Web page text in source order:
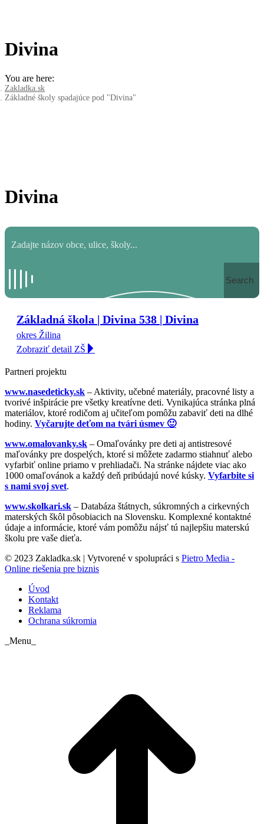
Divina
You are here:
Zakladka.sk
Základné školy spadajúce pod "Divina"
Divina
Search
Základná škola | Divina 538 | Divina
okres Žilina
Zobraziť detail ZŠ
Partneri projektu
www.nasedeticky.sk – Aktivity, učebné materiály, pracovné listy a
tvorivé inšpirácie pre všetky kreatívne deti. Vynikajúca stránka plná
materiálov, ktoré rodičom aj učiteľom pomôžu zabaviť deti na dlhé
hodiny. Vyčarujte deťom na tvári úsmev 🙂
www.omalovanky.sk – Omaľovánky pre deti aj antistresové
maľovánky pre dospelých, ktoré si môžete zadarmo stiahnuť alebo
vyfarbiť online priamo v prehliadači. Na stránke nájdete viac ako
1000 omaľovánok a každý deň pribúdajú nové kúsky. Vyfarbite si
s nami svoj svet.
www.skolkari.sk – Databáza štátnych, súkromných a cirkevných
materských škôl pôsobiacich na Slovensku. Komplexné kontaktné
údaje a informácie, ktoré vám pomôžu nájsť tú najlepšiu materskú
školu pre vaše dieťa.
© 2023 Zakladka.sk | Vytvorené v spolupráci s Pietro Media -
Online riešenia pre biznis
Úvod
Kontakt
Reklama
Ochrana súkromia
_Menu_